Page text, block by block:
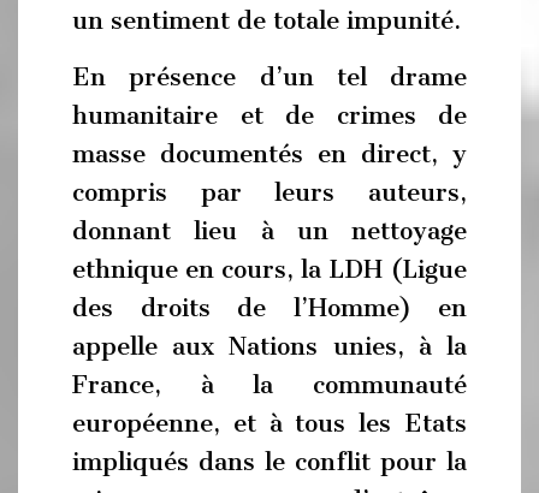
un sentiment de totale impunité.
En présence d’un tel drame
humanitaire et de crimes de
masse documentés en direct, y
compris par leurs auteurs,
donnant lieu à un nettoyage
ethnique en cours, la LDH (Ligue
des droits de l’Homme) en
appelle aux Nations unies, à la
France, à la communauté
européenne, et à tous les Etats
impliqués dans le conflit pour la